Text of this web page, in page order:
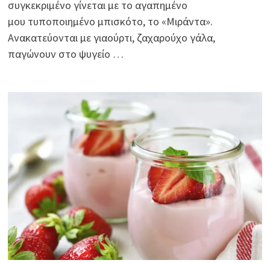
συγκεκριμένο γίνεται με το αγαπημένο
μου τυποποιημένο μπισκότο, το «Μιράντα».
Ανακατεύονται με γιαούρτι, ζαχαρούχο γάλα,
παγώνουν στο ψυγείο …